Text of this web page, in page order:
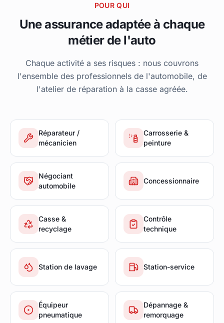
POUR QUI
Une assurance adaptée à chaque
métier de l'auto
Chaque activité a ses risques : nous couvrons
l'ensemble des professionnels de l'automobile, de
l'atelier de réparation à la casse agréée.
Réparateur /
mécanicien
Carrosserie &
peinture
Négociant
automobile
Concessionnaire
Casse &
recyclage
Contrôle
technique
Station de lavage Station-service
Équipeur
pneumatique
Dépannage &
remorquage